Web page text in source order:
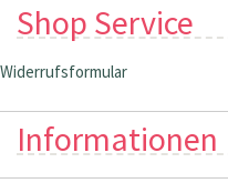
Shop Service
Widerrufsformular
Informationen